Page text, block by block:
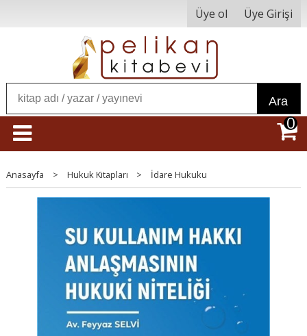
Üye ol Üye Girişi
Ara
0
Anasayfa > Hukuk Kitapları > İdare Hukuku